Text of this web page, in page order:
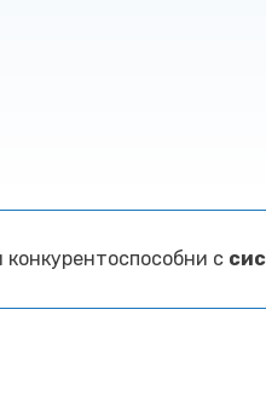
конкурентоспособни с